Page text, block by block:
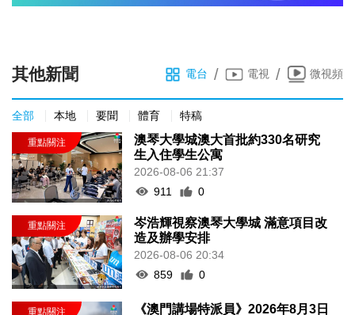
其他新聞 電台 / 電視 / 微視頻
全部 本地 要聞 體育 特稿
澳琴大學城澳大首批約330名研究
生入住學生公寓
2026-08-06 21:37
911
0
岑浩輝視察澳琴大學城 滿意項目改
造及辦學安排
2026-08-06 20:34
859
0
《澳門講場特派員》2026年8月3日